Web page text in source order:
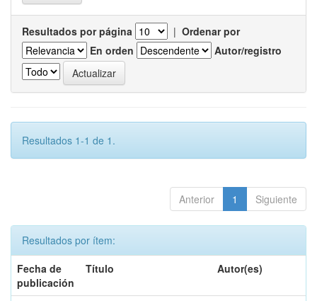
Resultados por página | Ordenar por
En orden
Autor/registro
Resultados 1-1 de 1.
Anterior 1 Siguiente
Resultados por ítem:
Fecha de
publicación
Título Autor(es)